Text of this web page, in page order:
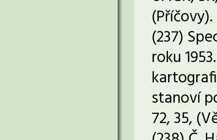
(Příčovy).
(237)
roku
stanoví
72, 35,